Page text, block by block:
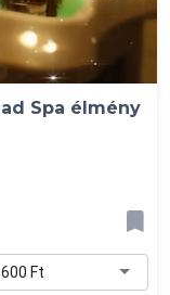
Spa élmény
Ft